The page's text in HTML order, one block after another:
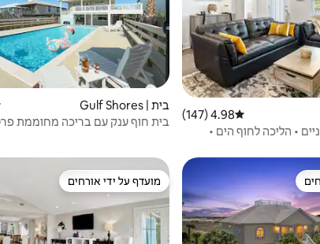
דירוג ממוצע של 4.98 מתוך 5, 147 ביקורות
4.98 (147)
• הליכה לחוף הים •
בית | Gulf Shores
בית חוף ענק עם בריכה מחוממת
מועדף על ידי אורחים
מועדף על ידי אורחים